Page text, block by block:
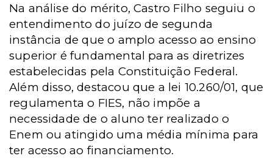
Na análise do mérito, Castro Filho seguiu o
entendimento do juízo de segunda
instância de que o amplo acesso ao ensino
superior é fundamental para as diretrizes
estabelecidas pela Constituição Federal.
Além disso, destacou que a lei 10.260/01, que
regulamenta o FIES, não impõe a
necessidade de o aluno ter realizado o
Enem ou atingido uma média mínima para
ter acesso ao financiamento.